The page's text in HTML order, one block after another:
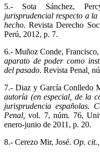
5.- Sota Sánchez,
jurisprudencial respecto a
hecho. Revista Derecho
Perú, 2012, p. 7.
6.- Muñoz Conde, Francisco,
aparato de poder como
del pasado. Revista Penal
7.- Diaz y García Conlledo
autoría (en especial, de la
jurisprudencia españolas.
Penal,vol. 7, núm. 76,
enero-junio de 2011, p. 20.
8.- Cerezo Mir, José. Op. cit.,